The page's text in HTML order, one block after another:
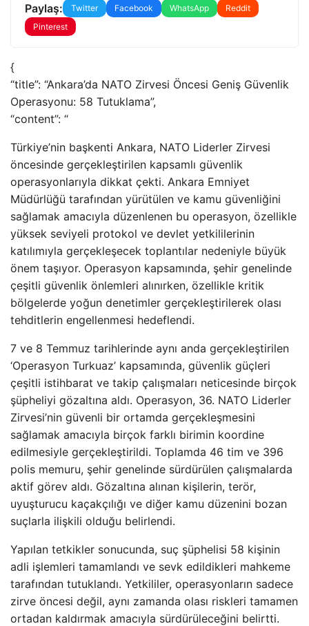
Paylaş: Twitter Facebook WhatsApp
Reddit
Pinterest
{
“title”: “Ankara’da NATO Zirvesi Öncesi Geniş Güvenlik
Operasyonu: 58 Tutuklama”,
“content”: “
Türkiye’nin başkenti Ankara, NATO Liderler Zirvesi
öncesinde gerçekleştirilen kapsamlı güvenlik
operasyonlarıyla dikkat çekti. Ankara Emniyet
Müdürlüğü tarafından yürütülen ve kamu güvenliğini
sağlamak amacıyla düzenlenen bu operasyon, özellikle
yüksek seviyeli protokol ve devlet yetkililerinin
katılımıyla gerçekleşecek toplantılar nedeniyle büyük
önem taşıyor. Operasyon kapsamında, şehir genelinde
çeşitli güvenlik önlemleri alınırken, özellikle kritik
bölgelerde yoğun denetimler gerçekleştirilerek olası
tehditlerin engellenmesi hedeflendi.
7 ve 8 Temmuz tarihlerinde aynı anda gerçekleştirilen
‘Operasyon Turkuaz’ kapsamında, güvenlik güçleri
çeşitli istihbarat ve takip çalışmaları neticesinde birçok
şüpheliyi gözaltına aldı. Operasyon, 36. NATO Liderler
Zirvesi’nin güvenli bir ortamda gerçekleşmesini
sağlamak amacıyla birçok farklı birimin koordine
edilmesiyle gerçekleştirildi. Toplamda 46 tim ve 396
polis memuru, şehir genelinde sürdürülen çalışmalarda
aktif görev aldı. Gözaltına alınan kişilerin, terör,
uyuşturucu kaçakçılığı ve diğer kamu düzenini bozan
suçlarla ilişkili olduğu belirlendi.
Yapılan tetkikler sonucunda, suç şüphelisi 58 kişinin
adli işlemleri tamamlandı ve sevk edildikleri mahkeme
tarafından tutuklandı. Yetkililer, operasyonların sadece
zirve öncesi değil, aynı zamanda olası riskleri tamamen
ortadan kaldırmak amacıyla sürdürüleceğini belirtti.